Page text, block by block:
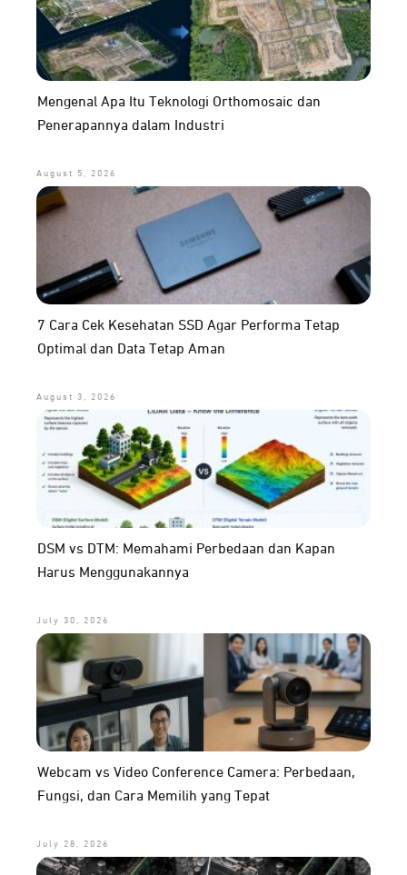
Mengenal Apa Itu Teknologi Orthomosaic dan
Penerapannya dalam Industri
August 5, 2026
7 Cara Cek Kesehatan SSD Agar Performa Tetap
Optimal dan Data Tetap Aman
August 3, 2026
DSM vs DTM: Memahami Perbedaan dan Kapan
Harus Menggunakannya
July 30, 2026
Webcam vs Video Conference Camera: Perbedaan,
Fungsi, dan Cara Memilih yang Tepat
July 28, 2026